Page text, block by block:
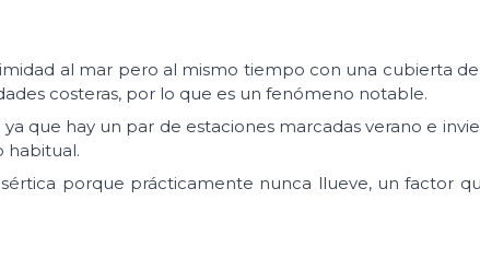
al mar pero al mismo tiempo con una cubierta
costeras, por lo que es un fenómeno notable.
que hay un par de estaciones marcadas verano e
habitual.
porque prácticamente nunca llueve, un factor